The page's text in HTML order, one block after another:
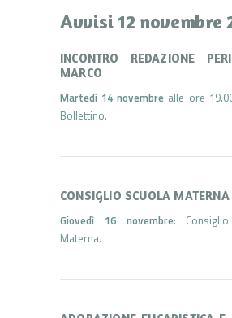
Avvisi 12 novembre
INCONTRO REDAZIONE
MARCO
Martedì 14 novembre alle ore
Bollettino.
CONSIGLIO SCUOLA MATERNA
Giovedì 16 novembre:
Materna.